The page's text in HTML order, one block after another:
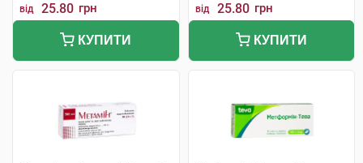
від 25.80 грн
КУПИТИ
від 25.80 грн
КУПИТИ